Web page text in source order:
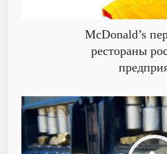
McDonald’s
рестораны